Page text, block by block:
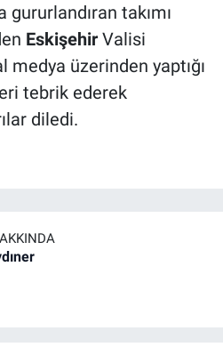
gururlandıran takımı
EskişehirValisi
medya üzerinden yaptığı
tebrik ederek
diledi.